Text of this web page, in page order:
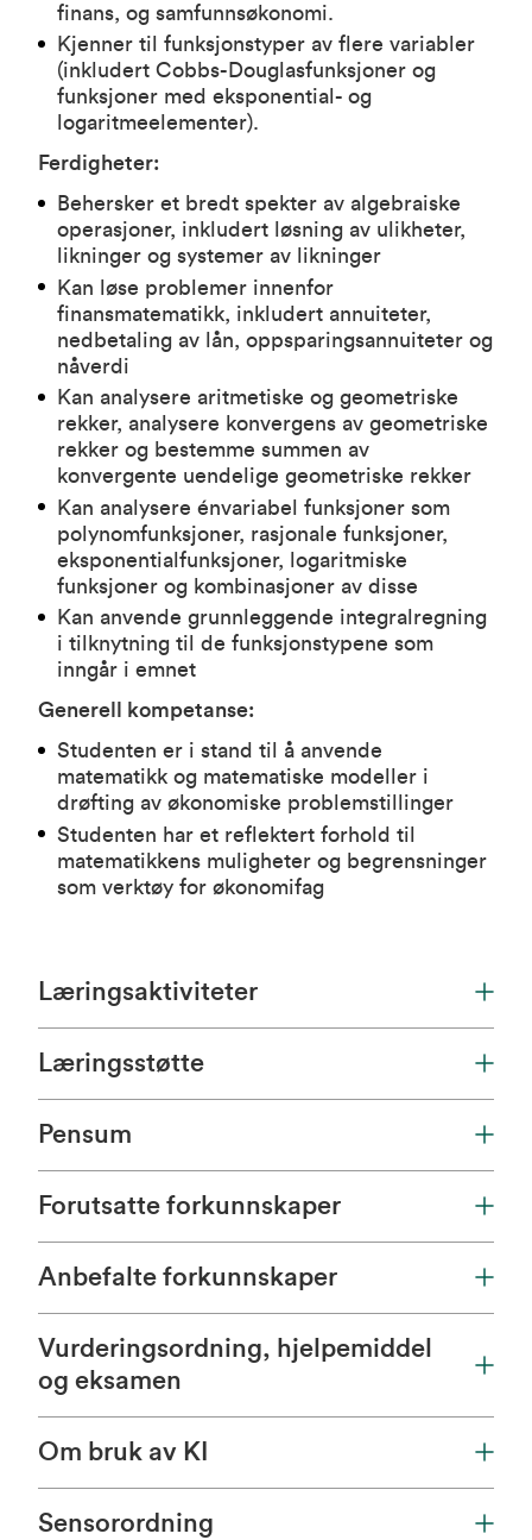
finans, og samfunnsøkonomi.
Kjenner til funksjonstyper av flere variabler
(inkludert Cobbs-Douglasfunksjoner og
funksjoner med eksponential- og
logaritmeelementer).
Ferdigheter:
Behersker et bredt spekter av algebraiske
operasjoner, inkludert løsning av ulikheter,
likninger og systemer av likninger
Kan løse problemer innenfor
finansmatematikk, inkludert annuiteter,
nedbetaling av lån, oppsparingsannuiteter og
nåverdi
Kan analysere aritmetiske og geometriske
rekker, analysere konvergens av geometriske
rekker og bestemme summen av
konvergente uendelige geometriske rekker
Kan analysere énvariabel funksjoner som
polynomfunksjoner, rasjonale funksjoner,
eksponentialfunksjoner, logaritmiske
funksjoner og kombinasjoner av disse
Kan anvende grunnleggende integralregning
i tilknytning til de funksjonstypene som
inngår i emnet
Generell kompetanse:
Studenten er i stand til å anvende
matematikk og matematiske modeller i
drøfting av økonomiske problemstillinger
Studenten har et reflektert forhold til
matematikkens muligheter og begrensninger
som verktøy for økonomifag
Læringsaktiviteter
Læringsstøtte
Pensum
Forutsatte forkunnskaper
Anbefalte forkunnskaper
Vurderingsordning, hjelpemiddel
og eksamen
Om bruk av KI
Sensorordning